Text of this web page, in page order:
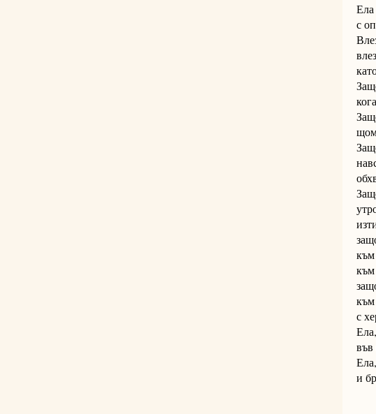
Ела
с
щом
към
към
към
с
във
и